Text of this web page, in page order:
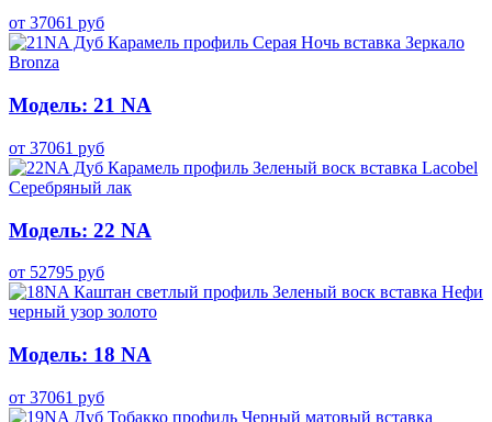
от 37061 руб
Модель: 21 NA
от 37061 руб
Модель: 22 NA
от 52795 руб
Модель: 18 NA
от 37061 руб